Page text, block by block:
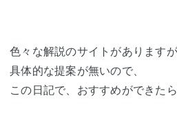
色々な解説のサイトがあります
具体的な提案が無いので、
この日記で、おすすめができたら